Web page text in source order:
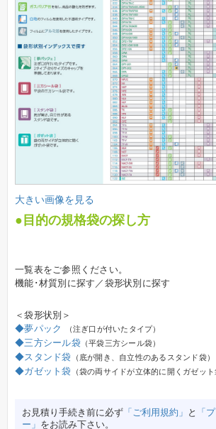
大きい画像を見る
●目的の規格袋の探し方
一覧表をご参照ください。
機能･材質別に探す／袋形状別に探す
＜袋形状別＞
◆夢パック
（注ぎ口が付いたタイプ）
◆三方シール袋（平袋三方シール袋）
◆スタンド袋 （底が開き、自立性のあるスタンド袋）
◆ガゼット袋 （袋の両サイドが立体的に開くガゼット
お見積り手続き前に必ず 「ご利用規約」 と 「
ー」 をお読み下さい。